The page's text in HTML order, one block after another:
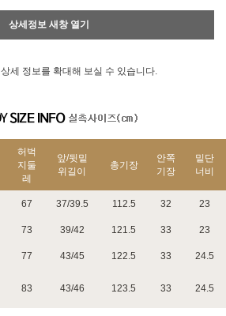
상세정보 새창 열기
상세 정보를 확대해 보실 수 있습니다.
허벅
지둘
레
앞/뒷밑
위길이
총기장
안쪽
기장
밑단
너비
67 37/39.5 112.5 32 23
73 39/42 121.5 33 23
77 43/45 122.5 33 24.5
83 43/46 123.5 33 24.5